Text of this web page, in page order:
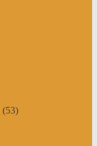
(53)